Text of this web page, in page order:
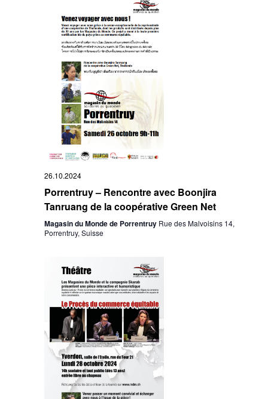
26.10.2024
Porrentruy – Rencontre avec Boonjira
Tanruang de la coopérative Green Net
Magasin du Monde de Porrentruy Rue des Malvoisins 14,
Porrentruy, Suisse